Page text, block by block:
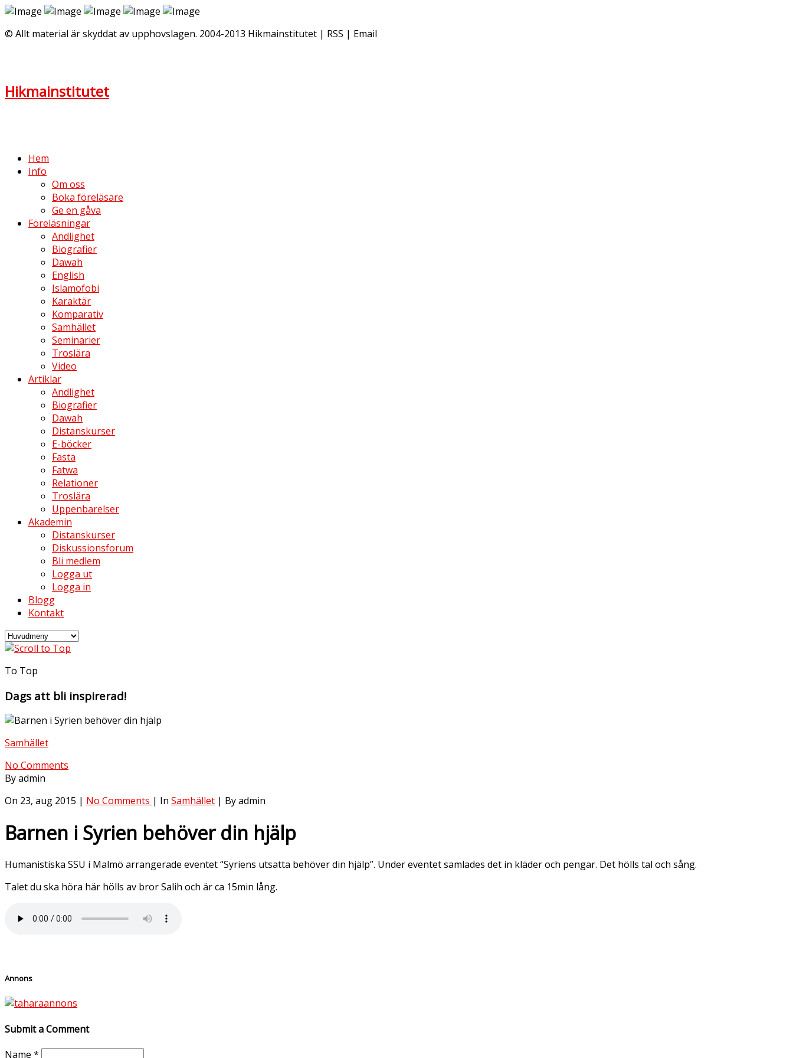
© Allt material är skyddat av upphovslagen. 2004-2013 Hikmainstitutet | RSS | Email
Hikmainstitutet
Hem
Info
Om oss
Boka föreläsare
Ge en gåva
Föreläsningar
Andlighet
Biografier
Dawah
English
Islamofobi
Karaktär
Komparativ
Samhället
Seminarier
Troslära
Video
Artiklar
Andlighet
Biografier
Dawah
Distanskurser
E-böcker
Fasta
Fatwa
Relationer
Troslära
Uppenbarelser
Akademin
Distanskurser
Diskussionsforum
Bli medlem
Logga ut
Logga in
Blogg
Kontakt
To Top
Dags att bli inspirerad!
Samhället
No Comments
By admin
On 23, aug 2015 | No Comments | In Samhället | By admin
Barnen i Syrien behöver din hjälp
Humanistiska SSU i Malmö arrangerade eventet “Syriens utsatta behöver din hjälp”. Under eventet samlades det in kläder och pengar. Det hölls tal och sång.
Talet du ska höra här hölls av bror Salih och är ca 15min lång.
Annons
Submit a Comment
Name *